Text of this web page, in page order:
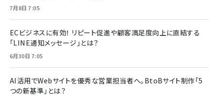
7月8日 7:05
ECビジネスに有効！ リピート促進や顧客満足度向上に直結する
「LINE通知メッセージ」とは？
6月30日 7:05
AI活用でWebサイトを優秀な営業担当者へ。BtoBサイト制作「5
つの新基準」とは？